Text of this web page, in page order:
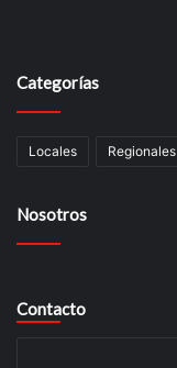
Categorías
Locales Regionales
Nosotros
Contacto